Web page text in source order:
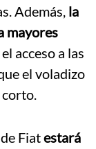
Además, la
mayores
acceso a las
el voladizo
Fiatestará